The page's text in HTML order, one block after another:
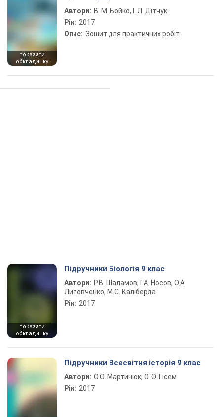
показати
обкладинку
Автори: В. М. Бойко, І. Л. Дітчук
Рік: 2017
Опис: Зошит для практичних робіт
показати
обкладинку
Підручники Біологія 9 клас
Автори: Р.В. Шаламов, Г.А. Носов, О.А.
Литовченко, М.С. Каліберда
Рік: 2017
Підручники Всесвітня історія 9 клас
Автори: О.О. Мартинюк, О. О. Гісем
Рік: 2017